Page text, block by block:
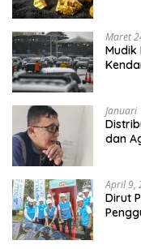
Maret
Mudik
Januari
dan
April 9,
Dirut